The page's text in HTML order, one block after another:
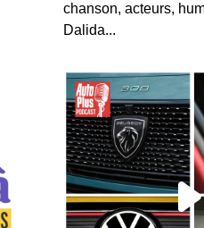
chanson, acteurs,
Dalida...